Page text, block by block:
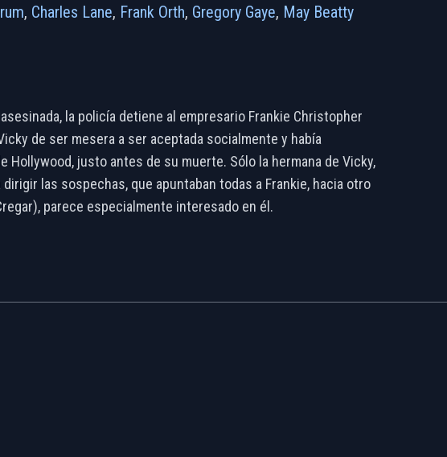
, Charles Lane, Frank Orth, Gregory Gaye, May Beatty
la policía detiene al empresario Frankie Christopher
de ser mesera a ser aceptada socialmente y había
justo antes de su muerte. Sólo la hermana de Vicky,
las sospechas, que apuntaban todas a Frankie, hacia otro
parece especialmente interesado en él.